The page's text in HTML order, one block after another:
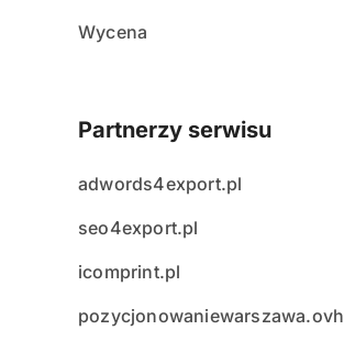
Wycena
Partnerzy serwisu
adwords4export.pl
seo4export.pl
icomprint.pl
pozycjonowaniewarszawa.ovh